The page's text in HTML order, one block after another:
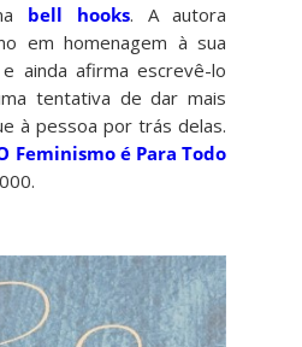
bell hooks. A autora
em homenagem à sua
ainda afirma escrevê-lo
tentativa de dar mais
à pessoa por trás delas.
Feminismo é Para Todo